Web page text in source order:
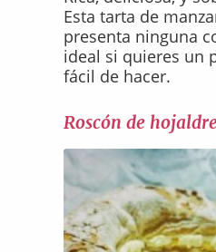
Esta tarta de
presenta ninguna
ideal si quieres un
fácil de hacer.
Roscón de